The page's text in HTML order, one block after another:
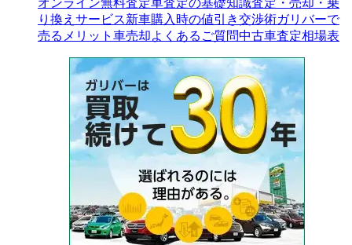
オンライン無料査定車査定の基礎知識査定・売却・乗
り換えサービス新車購入時の値引き交渉術ガリバーで
売るメリット 車売却よくあるご質問中古車査定相場表